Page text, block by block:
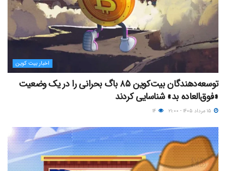
اخبار بیت کوین
توسعه‌دهندگان بیت‌کوین ۸۵ باگ بحرانی را در یک وضعیت
«فوق‌العاده بد» شناسایی کردند